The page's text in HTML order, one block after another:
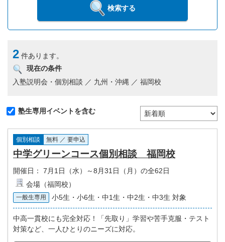
検索する
2 件あります。
現在の条件
入塾説明会・個別相談 ／ 九州・沖縄 ／ 福岡校
塾生専用イベントを含む
個別相談 無料 ／ 要申込
中学グリーンコース個別相談 福岡校
開催日：
7月1日（水）～8月31日（月）の全62日
会場（福岡校）
一般生専用 小5生・小6生・中1生・中2生・中3生 対象
中高一貫校にも完全対応！「先取り」学習や苦手克服・テスト
対策など、一人ひとりのニーズに対応。